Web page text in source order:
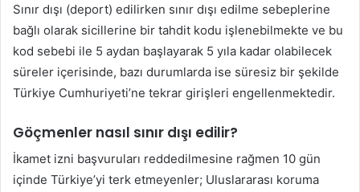
Sınır dışı (deport) edilirken sınır dışı edilme sebeplerine
bağlı olarak sicillerine bir tahdit kodu işlenebilmekte ve bu
kod sebebi ile 5 aydan başlayarak 5 yıla kadar olabilecek
süreler içerisinde, bazı durumlarda ise süresiz bir şekilde
Türkiye Cumhuriyeti’ne tekrar girişleri engellenmektedir.
Göçmenler nasıl sınır dışı edilir?
İkamet izni başvuruları reddedilmesine rağmen 10 gün
içinde Türkiye’yi terk etmeyenler; Uluslararası koruma